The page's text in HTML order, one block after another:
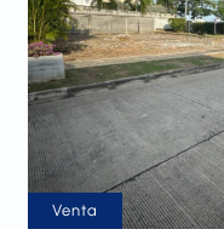
Venta